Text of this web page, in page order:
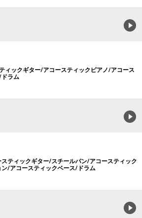
ィックギター/アコースティックピアノ/アコース
ラム
ティックギター/スチールパン/アコースティック
/アコースティックベース/ドラム